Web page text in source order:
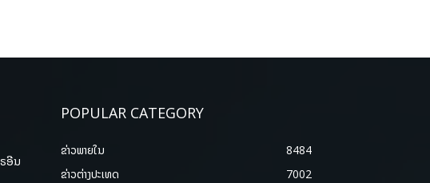
ອີນ
POPULAR CATEGORY
ຂ່າວພາຍ​ໃນ
8484
ຂ່າວຕ່າງປະເທດ
7002